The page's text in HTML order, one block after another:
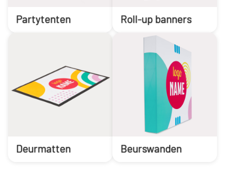
Partytenten Roll-up banners
Deurmatten Beurswanden